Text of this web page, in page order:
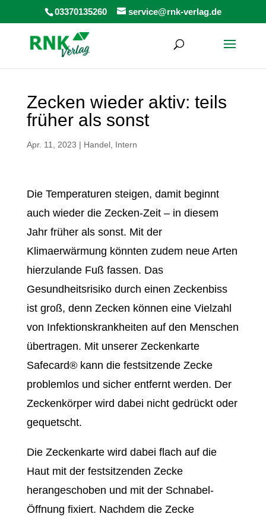
03370135260 service@rnk-verlag.de
Zecken wieder aktiv: teils
früher als sonst
Apr. 11, 2023 | Handel, Intern
Die Temperaturen steigen, damit beginnt
auch wieder die Zecken-Zeit – in diesem
Jahr früher als sonst. Mit der
Klimaerwärmung könnten zudem neue Arten
hierzulande Fuß fassen. Das
Gesundheitsrisiko durch einen Zeckenbiss
ist groß, denn Zecken können eine Vielzahl
von Infektionskrankheiten auf den Menschen
übertragen. Mit unserer Zeckenkarte
Safecard® kann die festsitzende Zecke
problemlos und sicher entfernt werden. Der
Zeckenkörper wird dabei nicht gedrückt oder
gequetscht.
Die Zeckenkarte wird dabei flach auf die
Haut mit der festsitzenden Zecke
herangeschoben und mit der Schnabel-
Öffnung fixiert. Nachdem die Zecke